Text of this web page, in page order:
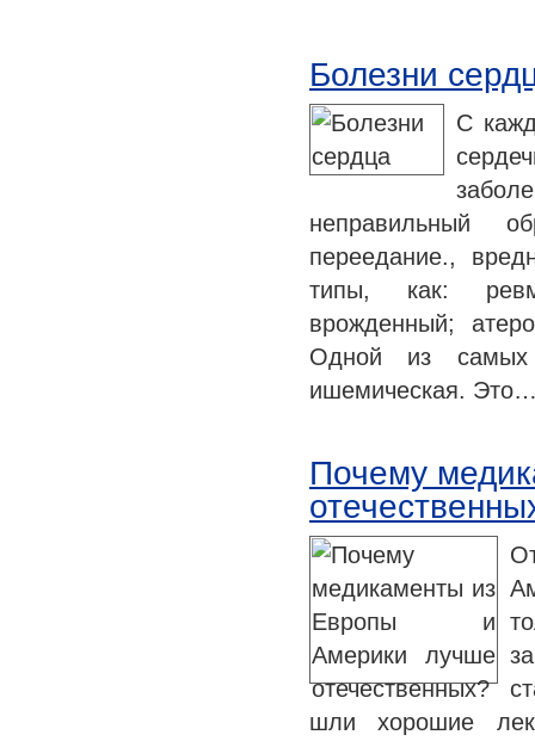
Болезни
С
неправильный
переедание.,
типы, как:
врожденный;
Одной из самых
ишемическая.
Почему
шли хорошие